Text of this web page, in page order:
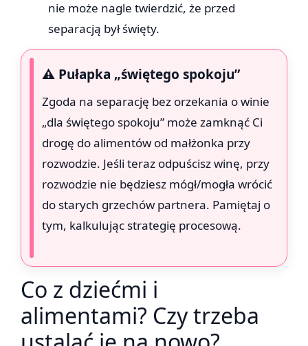
nie może nagle twierdzić, że przed
separacją był święty.
⚠️ Pułapka „świętego spokoju”
Zgoda na separację bez orzekania o winie
„dla świętego spokoju” może zamknąć Ci
drogę do alimentów od małżonka przy
rozwodzie. Jeśli teraz odpuścisz winę, przy
rozwodzie nie będziesz mógł/mogła wrócić
do starych grzechów partnera. Pamiętaj o
tym, kalkulując strategię procesową.
Co z dziećmi i
alimentami? Czy trzeba